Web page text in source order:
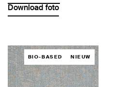
Download foto
BIO-BASED NIEUW